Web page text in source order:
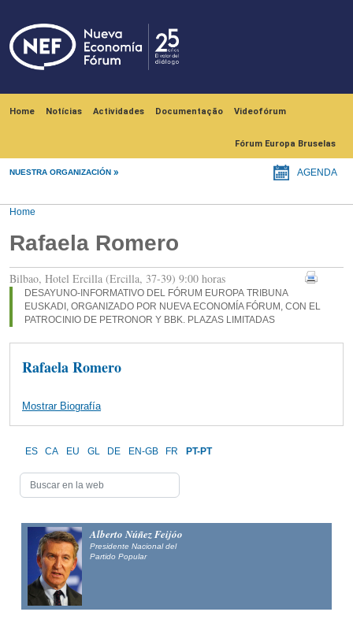
Home Notícias Actividades Documentação Videofórum
Fórum Europa Bruselas
NUESTRA ORGANIZACIÓN AGENDA
Home
Rafaela Romero
Bilbao, Hotel Ercilla (Ercilla, 37-39) 9:00 horas
DESAYUNO-INFORMATIVO DEL FÓRUM EUROPA TRIBUNA
EUSKADI, ORGANIZADO POR NUEVA ECONOMÍA FÓRUM, CON EL
PATROCINIO DE PETRONOR Y BBK. PLAZAS LIMITADAS
Rafaela Romero
Mostrar Biografía
ES CA EU GL DE EN-GB FR PT-PT
Alberto Núñez Feijóo
Presidente Nacional del
Partido Popular